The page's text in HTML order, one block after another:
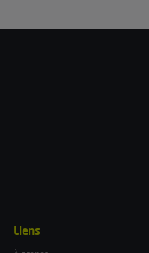
Liens